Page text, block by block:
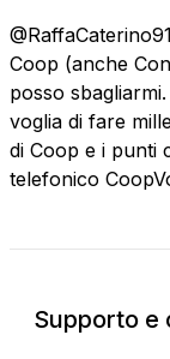
Coop (anche
posso
voglia di fare
di Coop e i punti
telefonico
Supporto e